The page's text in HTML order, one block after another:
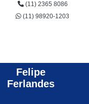
(11) 2365 8086
(11) 98920-1203
Felipe
Ferlandes